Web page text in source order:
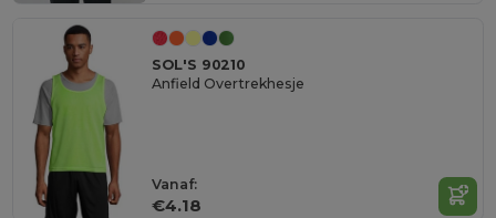
SOL'S 90210
Anfield Overtrekhesje
Vanaf:
€4.18